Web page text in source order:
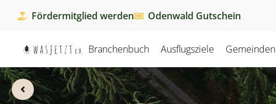
Fördermitglied werden Odenwald Gutschein
Branchenbuch Ausflugsziele Gemeinden